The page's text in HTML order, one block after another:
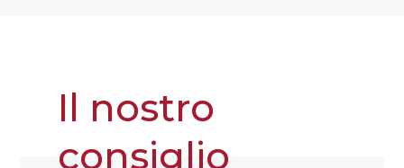
Il nostro
consiglio